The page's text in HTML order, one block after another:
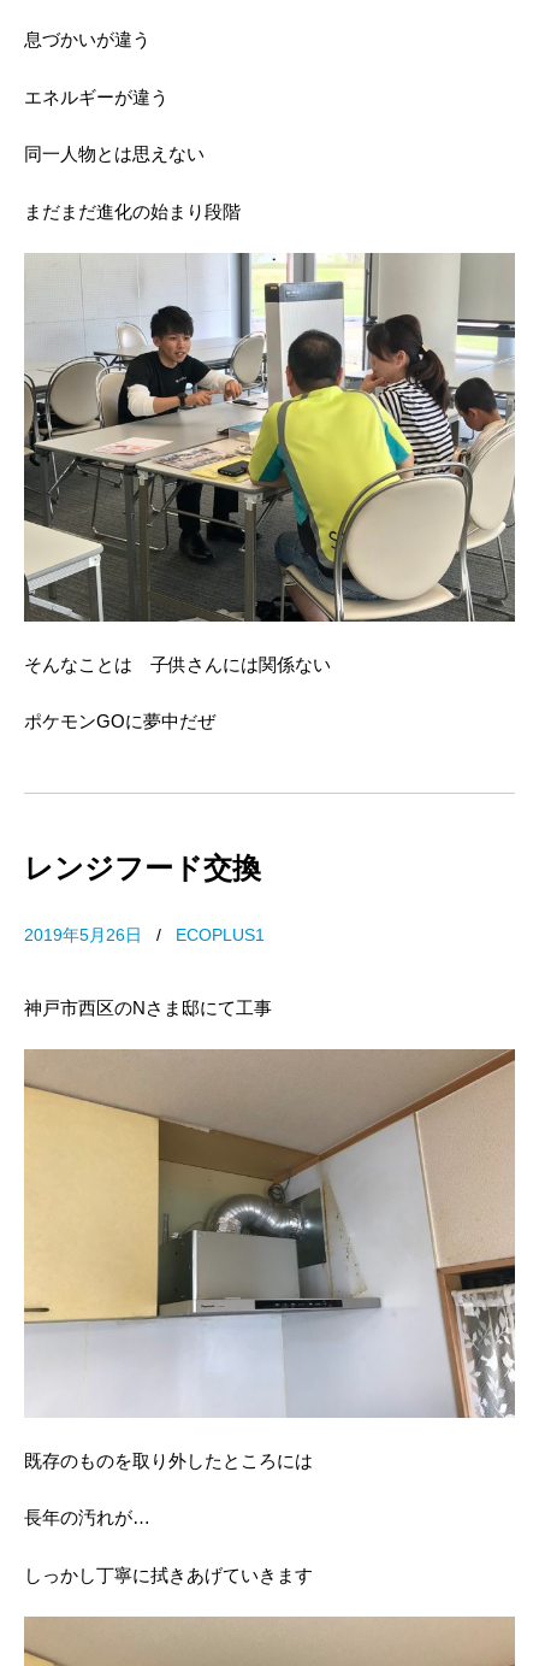
息づかいが違う
エネルギーが違う
同一人物とは思えない
まだまだ進化の始まり段階
そんなことは 子供さんには関係ない
ポケモンGOに夢中だぜ
レンジフード交換
2019年5月26日 / ECOPLUS1
神戸市西区のNさま邸にて工事
既存のものを取り外したところには
長年の汚れが…
しっかし丁寧に拭きあげていきます